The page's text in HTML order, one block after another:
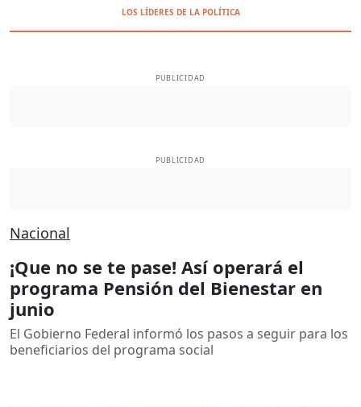
LOS LÍDERES DE LA POLÍTICA
PUBLICIDAD
PUBLICIDAD
Nacional
¡Que no se te pase! Así operará el
programa Pensión del Bienestar en
junio
El Gobierno Federal informó los pasos a seguir para los
beneficiarios del programa social